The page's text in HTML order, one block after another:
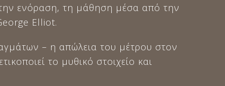
ενόραση, τη μάθηση μέσα από την
Elliot.
– η απώλεια του μέτρου στον
το μυθικό στοιχείο και